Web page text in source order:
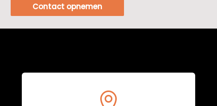
Contact opnemen